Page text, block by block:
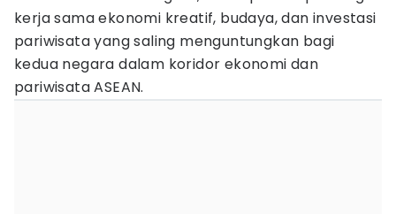
kerja sama ekonomi kreatif, budaya, dan investasi
pariwisata yang saling menguntungkan bagi
kedua negara dalam koridor ekonomi dan
pariwisata ASEAN.